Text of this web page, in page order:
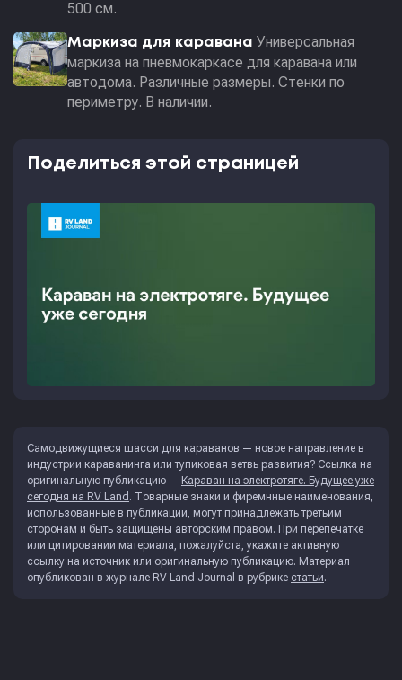
500 см.
Маркиза для каравана Универсальная
маркиза на пневмокаркасе для каравана или
автодома. Различные размеры. Стенки по
периметру. В наличии.
Поделиться этой страницей
Самодвижущиеся шасси для караванов — новое направление в
индустрии караванинга или тупиковая ветвь развития? Ссылка на
оригинальную публикацию — Караван на электротяге. Будущее уже
сегодня на RV Land . Товарные знаки и фиремнные наименования,
использованные в публикации, могут принадлежать третьим
сторонам и быть защищены авторским правом. При перепечатке
или цитировании материала, пожалуйста, укажите активную
ссылку на источник или оригинальную публикацию. Материал
опубликован в журнале RV Land Journal в рубрике статьи.